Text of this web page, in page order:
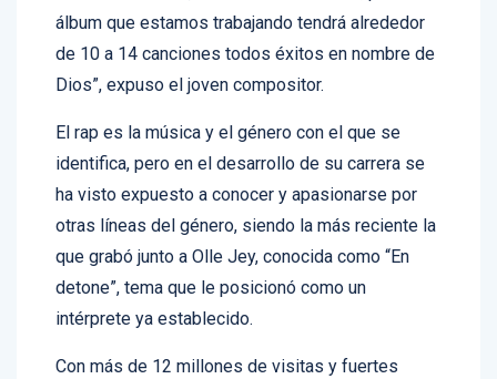
temas musicales, han sido muchísimos; para el
álbum que estamos trabajando tendrá alrededor
de 10 a 14 canciones todos éxitos en nombre de
El rap es la música y el género con el que se
identifica, pero en el desarrollo de su carrera se
ha visto expuesto a conocer y apasionarse por
otras líneas del género, siendo la más reciente la
que grabó junto a Olle Jey, conocida como “En
detone”, tema que le posicionó como un